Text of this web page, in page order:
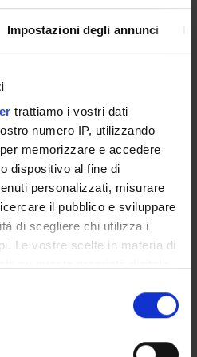
Impostazioni degli annunci
trattiamo i vostri dati
numero IP, utilizzando
memorizzare e accedere
dispositivo al fine di
personalizzati, misurare
il pubblico e sviluppare
di scegliere chi utilizza i
Le vostre scelte in materia di
consenso in qualsiasi
sui cookie o facendo clic
classification of
role they play in the economic
of the firm: income,
clause, principles of
financial statement.
statement items.
tool